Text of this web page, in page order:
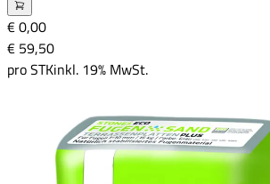
€ 0,00
€ 59,50
proSTKinkl. 19% MwSt.